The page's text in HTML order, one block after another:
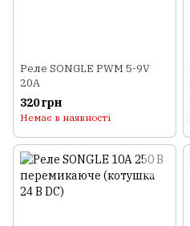
Реле SONGLE PWM 5-9V
20A
320 грн
Немає в наявності